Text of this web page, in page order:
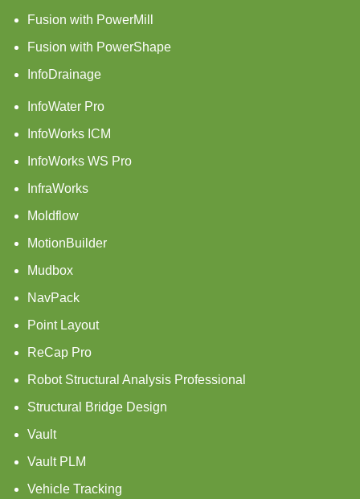
Fusion with PowerMill
Fusion with PowerShape
InfoDrainage
InfoWater Pro
InfoWorks ICM
InfoWorks WS Pro
InfraWorks
Moldflow
MotionBuilder
Mudbox
NavPack
Point Layout
ReCap Pro
Robot Structural Analysis Professional
Structural Bridge Design
Vault
Vault PLM
Vehicle Tracking